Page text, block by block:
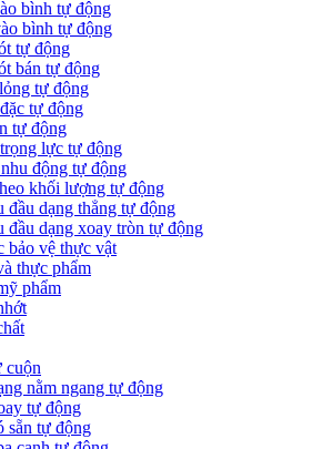
bình tự động
bình tự động
tự động
bán tự động
tự động
tự động
tự động
lực tự động
động tự động
khối lượng tự động
đầu dạng thẳng tự động
đầu dạng xoay tròn tự động
bảo vệ thực vật
thực phẩm
phẩm
cuộn
nằm ngang tự động
tự động
sẵn tự động